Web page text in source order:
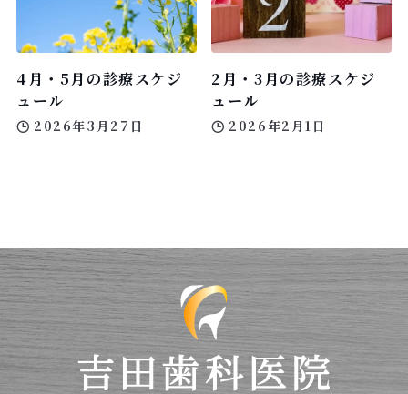
4月・5月の診療スケジ
ュール
2026年3月27日
2月・3月の診療スケジ
ュール
2026年2月1日